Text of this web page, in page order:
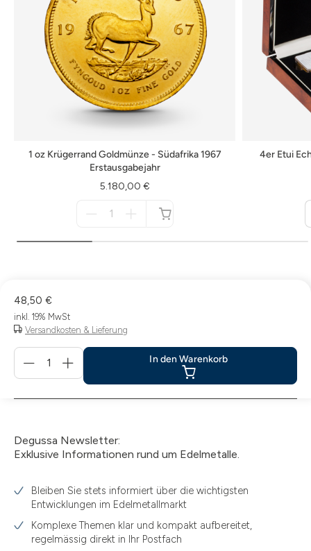
1 oz Krügerrand Goldmünze - Südafrika 1967
Erstausgabejahr
5.180,00 €
verfügbar
4er Etui
48,50 €
inkl. 19% MwSt
Versandkosten & Lieferung
In
Warenkorb
In den Warenkorb
Degussa Newsletter:
Exklusive Informationen rund um Edelmetalle.
Bleiben Sie stets informiert über die wichtigsten
Entwicklungen im Edelmetallmarkt
Komplexe Themen klar und kompakt aufbereitet,
regelmässig direkt in Ihr Postfach